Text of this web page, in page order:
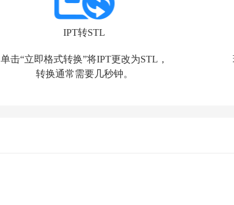
IPT转STL
单击“立即格式转换”将IPT更改为STL，
转换通常需要几秒钟。